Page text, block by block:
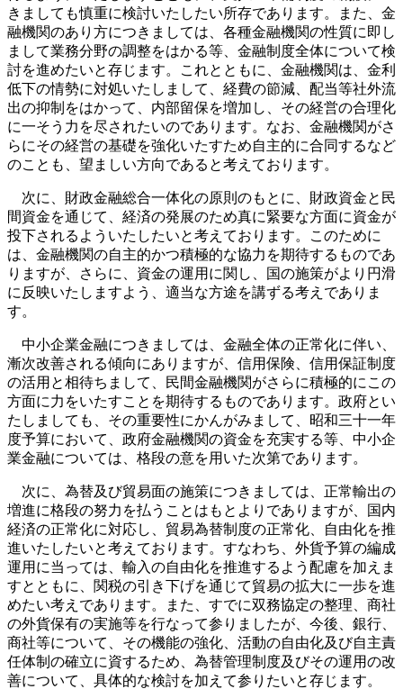
きましても慎重に検討いたしたい所存であります。また、金
融機関のあり方につきましては、各種金融機関の性質に即し
まして業務分野の調整をはかる等、金融制度全体について検
討を進めたいと存じます。これとともに、金融機関は、金利
低下の情勢に対処いたしまして、経費の節減、配当等社外流
出の抑制をはかって、内部留保を増加し、その経営の合理化
に一そう力を尽されたいのであります。なお、金融機関がさ
らにその経営の基礎を強化いたすため自主的に合同するなど
のことも、望ましい方向であると考えております。
次に、財政金融総合一体化の原則のもとに、財政資金と民
間資金を通じて、経済の発展のため真に緊要な方面に資金が
投下されるよういたしたいと考えております。このために
は、金融機関の自主的かつ積極的な協力を期待するものであ
りますが、さらに、資金の運用に関し、国の施策がより円滑
に反映いたしますよう、適当な方途を講ずる考えでありま
す。
中小企業金融につきましては、金融全体の正常化に伴い、
漸次改善される傾向にありますが、信用保険、信用保証制度
の活用と相待ちまして、民間金融機関がさらに積極的にこの
方面に力をいたすことを期待するものであります。政府とい
たしましても、その重要性にかんがみまして、昭和三十一年
度予算において、政府金融機関の資金を充実する等、中小企
業金融については、格段の意を用いた次第であります。
次に、為替及び貿易面の施策につきましては、正常輸出の
増進に格段の努力を払うことはもとよりでありますが、国内
経済の正常化に対応し、貿易為替制度の正常化、自由化を推
進いたしたいと考えております。すなわち、外貨予算の編成
運用に当っては、輸入の自由化を推進するよう配慮を加えま
すとともに、関税の引き下げを通じて貿易の拡大に一歩を進
めたい考えであります。また、すでに双務協定の整理、商社
の外貨保有の実施等を行なって参りましたが、今後、銀行、
商社等について、その機能の強化、活動の自由化及び自主責
任体制の確立に資するため、為替管理制度及びその運用の改
善について、具体的な検討を加えて参りたいと存じます。